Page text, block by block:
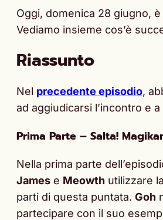
Oggi, domenica 28 giugno,
Vediamo insieme cos’è
Riassunto
Nel precedente episodio,
ad aggiudicarsi l’incontro e
Prima Parte – Salta!
Nella prima parte
James e Meowth utilizzare
parti di questa puntata. Goh
partecipare con il suo